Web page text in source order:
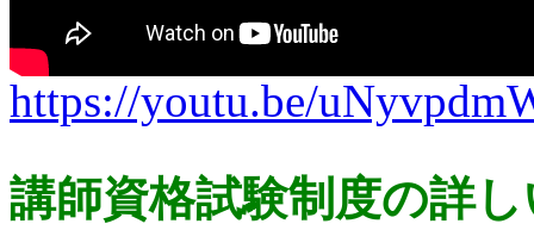
https://youtu.be/
講師資格試験制度の詳